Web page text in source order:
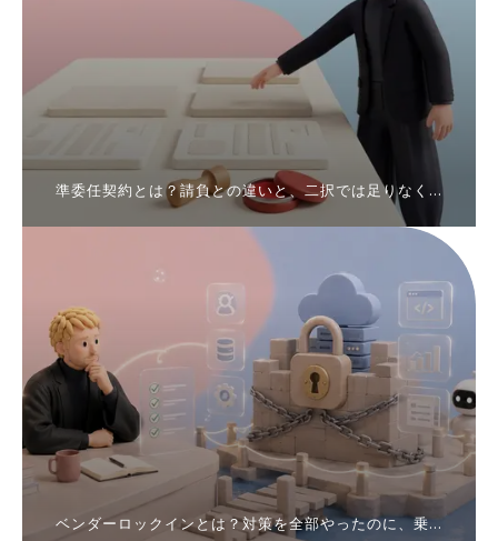
準委任契約とは？請負との違いと、二択では足りなく
ベンダーロックインとは？対策を全部やったのに、乗